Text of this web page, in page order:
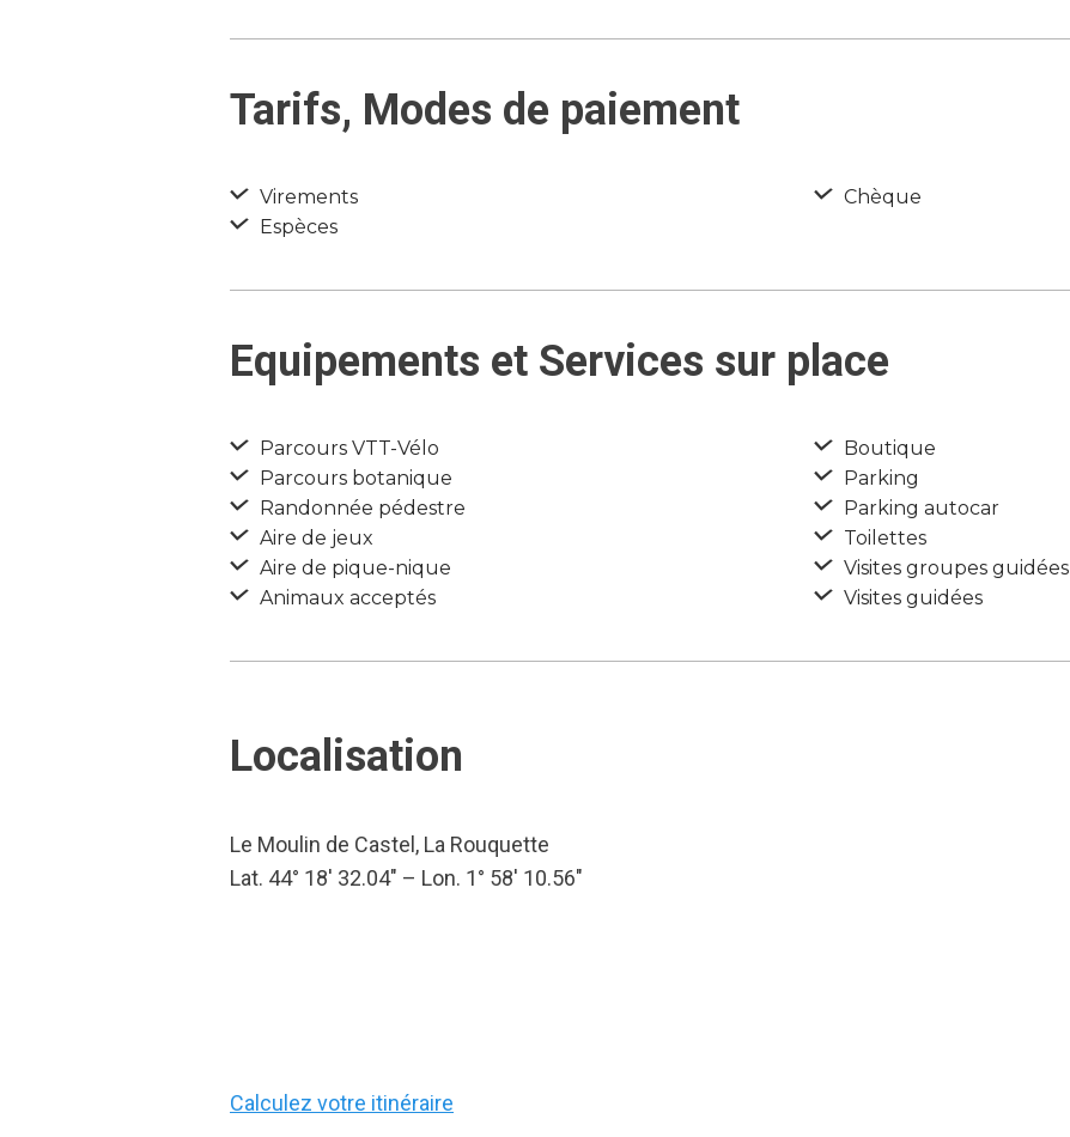
Tarifs, Modes de paiement
Virements
Espèces
Chèque
Equipements et Services sur place
Parcours VTT-Vélo
Parcours botanique
Randonnée pédestre
Aire de jeux
Aire de pique-nique
Animaux acceptés
Boutique
Parking
Parking autocar
Toilettes
Visites groupes guidées
Visites guidées
Localisation
Le Moulin de Castel, La Rouquette
Lat. 44° 18′ 32.04″ – Lon. 1° 58′ 10.56″
Calculez votre itinéraire